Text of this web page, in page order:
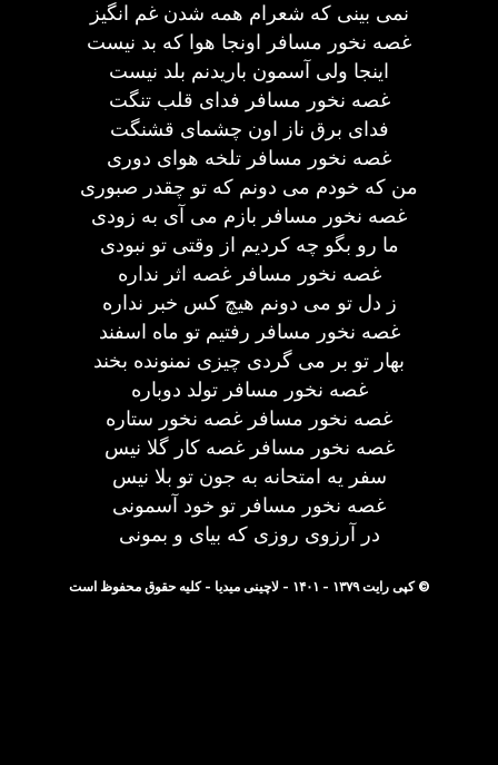
نمی بینی که شعرام همه شدن غم انگیز
غصه نخور مسافر اونجا هوا که بد نیست
اینجا ولی آسمون باریدنم بلد نیست
غصه نخور مسافر فدای قلب تنگت
فدای برق ناز اون چشمای قشنگت
غصه نخور مسافر تلخه هوای دوری
من که خودم می دونم که تو چقدر صبوری
غصه نخور مسافر بازم می آی به زودی
ما رو بگو چه کردیم از وقتی تو نبودی
غصه نخور مسافر غصه اثر نداره
ز دل تو می دونم هیچ کس خبر نداره
غصه نخور مسافر رفتیم تو ماه اسفند
بهار تو بر می گردی چیزی نمنونده بخند
غصه نخور مسافر تولد دوباره
غصه نخور مسافر غصه نخور ستاره
غصه نخور مسافر غصه کار گلا نیس
سفر یه امتحانه به جون تو بلا نیس
غصه نخور مسافر تو خود آسمونی
در آرزوی روزی که بیای و بمونی
© کپی رایت ۱۳۷۹ - ۱۴۰۱ - لاچینی میدیا - کلیه حقوق محفوظ است